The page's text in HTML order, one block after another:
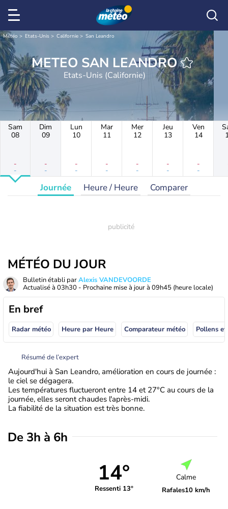
Météo Etats-Unis Californie San Leandro
METEO SAN LEANDRO
Etats-Unis (Californie)
Sam
08
-
-
Dim
09
-
-
Lun
10
-
-
Mar
11
-
-
Mer
12
-
-
Jeu
13
-
-
Ven
14
-
-
Journée Heure / Heure Comparer
MÉTÉO DU JOUR
Bulletin établi parAlexis VANDEVOORDE
Actualisé à 03h30 - Prochaine mise à jour à 09h45 (heure locale)
En bref
Radar météo Heure par Heure Comparateur météo Pollens
Résumé de l’expert
Aujourd'hui à San Leandro, amélioration en cours de journée :
le ciel se dégagera.
Les températures fluctueront entre 14 et 27°C au cours de la
journée, elles seront chaudes l'après-midi.
La fiabilité de la situation est très bonne.
De 3h à 6h
14°
Ressenti 13°
Calme
Rafales10 km/h